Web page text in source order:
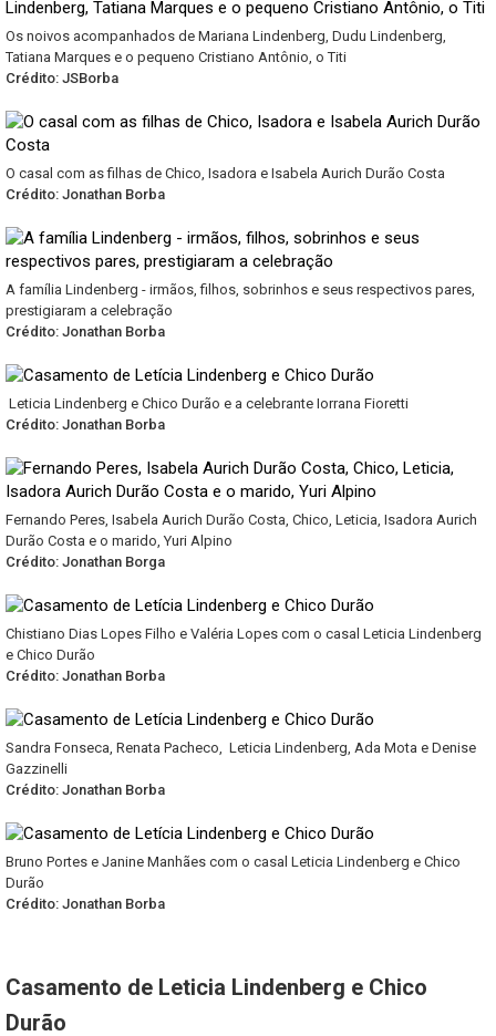
Os noivos acompanhados de Mariana Lindenberg, Dudu Lindenberg,
Tatiana Marques e o pequeno Cristiano Antônio, o Titi
Crédito: JSBorba
O casal com as filhas de Chico, Isadora e Isabela Aurich Durão Costa
Crédito: Jonathan Borba
A família Lindenberg - irmãos, filhos, sobrinhos e seus respectivos pares,
prestigiaram a celebração
Crédito: Jonathan Borba
Leticia Lindenberg e Chico Durão e a celebrante Iorrana Fioretti
Crédito: Jonathan Borba
Fernando Peres, Isabela Aurich Durão Costa, Chico, Leticia, Isadora Aurich
Durão Costa e o marido, Yuri Alpino
Crédito: Jonathan Borga
Chistiano Dias Lopes Filho e Valéria Lopes com o casal Leticia Lindenberg
e Chico Durão
Crédito: Jonathan Borba
Sandra Fonseca, Renata Pacheco, Leticia Lindenberg, Ada Mota e Denise
Gazzinelli
Crédito: Jonathan Borba
Bruno Portes e Janine Manhães com o casal Leticia Lindenberg e Chico
Durão
Crédito: Jonathan Borba
Casamento de Leticia Lindenberg e Chico
Durão